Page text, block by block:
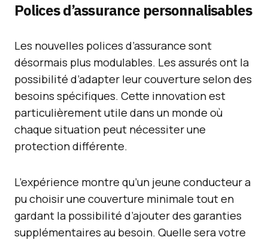
Polices d’assurance personnalisables
Les nouvelles polices d’assurance sont
désormais plus modulables. Les assurés ont la
possibilité d’adapter leur couverture selon des
besoins spécifiques. Cette innovation est
particulièrement utile dans un monde où
chaque situation peut nécessiter une
protection différente.
L’expérience montre qu’un jeune conducteur a
pu choisir une couverture minimale tout en
gardant la possibilité d’ajouter des garanties
supplémentaires au besoin. Quelle sera votre